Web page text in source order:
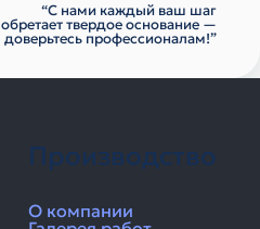
“С нами каждый ваш шаг
обретает твердое основание —
доверьтесь профессионалам!”
Производство
О компании